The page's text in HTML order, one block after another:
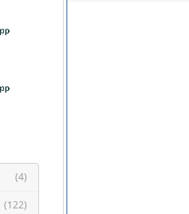
(4)
(122)